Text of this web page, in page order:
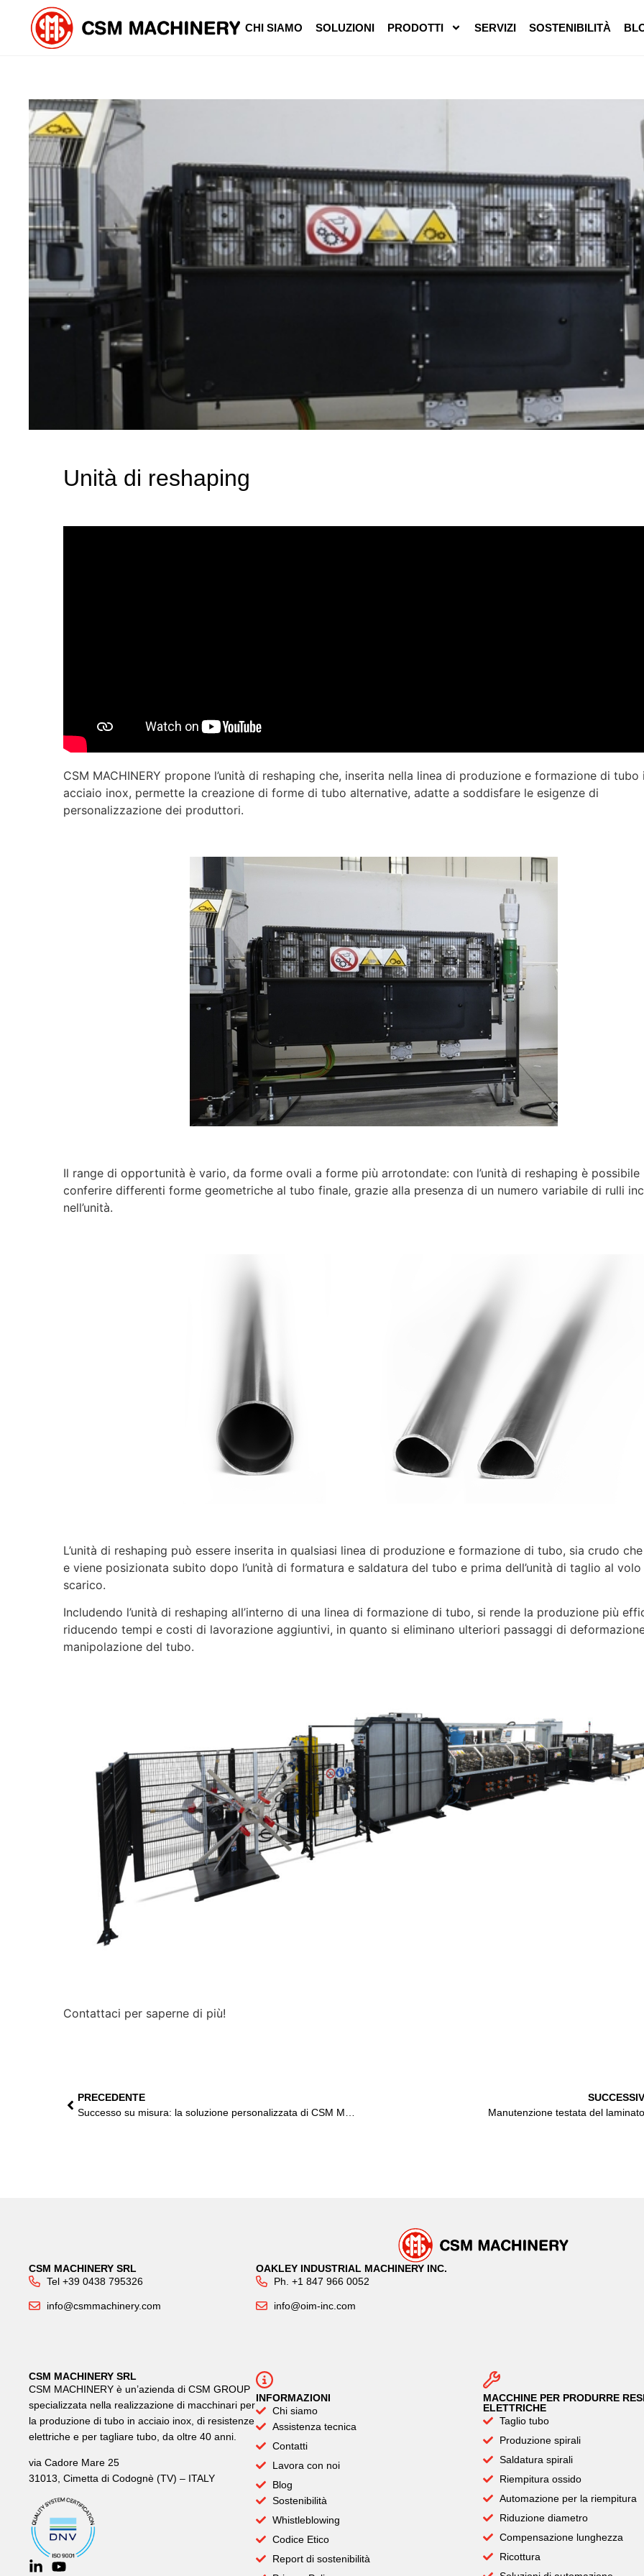
CHI SIAMO SOLUZIONI PRODOTTI SERVIZI SOSTENIBILITÀ
Unità di reshaping
CSM MACHINERY propone l’unità di reshaping che, inserita nella linea di produzione e formazione di tubo
acciaio inox, permette la creazione di forme di tubo alternative, adatte a soddisfare le esigenze di
personalizzazione dei produttori.
Il range di opportunità è vario, da forme ovali a forme più arrotondate: con l’unità di reshaping è possibile
conferire differenti forme geometriche al tubo finale, grazie alla presenza di un numero variabile di rulli
nell’unità.
L’unità di reshaping può essere inserita in qualsiasi linea di produzione e formazione di tubo, sia crudo
e viene posizionata subito dopo l’unità di formatura e saldatura del tubo e prima dell’unità di taglio al
scarico.
Includendo l’unità di reshaping all’interno di una linea di formazione di tubo, si rende la produzione più
riducendo tempi e costi di lavorazione aggiuntivi, in quanto si eliminano ulteriori passaggi di
manipolazione del tubo.
Contattaci per saperne di più!
PRECEDENTE
Manutenzione testata del
CSM MACHINERY SRL
Tel +39 0438 795326
info@csmmachinery.com
OAKLEY INDUSTRIAL MACHINERY INC.
Ph. +1 847 966 0052
info@oim-inc.com
CSM MACHINERY SRL
CSM MACHINERY è un’azienda di CSM GROUP
specializzata nella realizzazione di macchinari per
la produzione di tubo in acciaio inox, di resistenze
elettriche e per tagliare tubo, da oltre 40 anni.
via Cadore Mare 25
31013, Cimetta di Codognè (TV) – ITALY
INFORMAZIONI
Chi siamo
Assistenza tecnica
Contatti
Lavora con noi
Blog
Sostenibilità
Whistleblowing
Codice Etico
Report di sostenibilità
MACCHINE PER PRODURRE
ELETTRICHE
Taglio tubo
Produzione spirali
Saldatura spirali
Riempitura ossido
Automazione per la riempitura
Riduzione diametro
Compensazione lunghezza
Ricottura